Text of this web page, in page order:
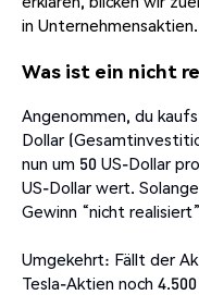
in Unternehmensaktien.
Was ist ein nicht
Angenommen, du
Dollar
nun um 50 US-Dollar
US-Dollar wert.
Gewinn “nicht
Umgekehrt: Fällt der
Tesla-Aktien noch